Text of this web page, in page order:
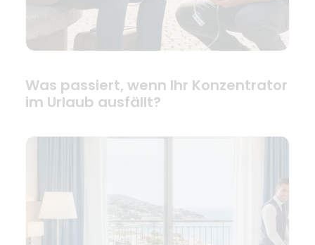
Was passiert, wenn Ihr Konzentrator
im Urlaub ausfällt?